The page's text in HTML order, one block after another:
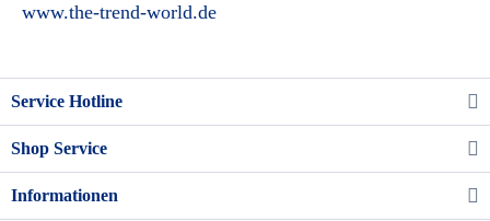
www.the-trend-world.de
Service Hotline
Shop Service
Informationen